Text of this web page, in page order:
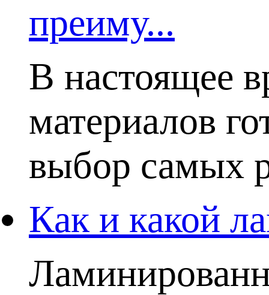
преиму...
В настоящее
материалов
выбор самых
Как и какой